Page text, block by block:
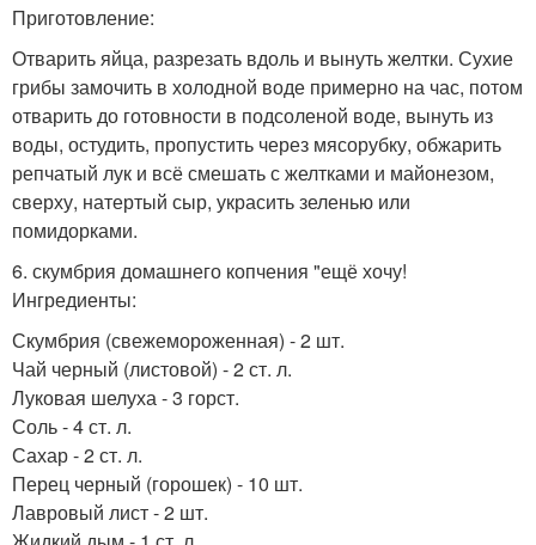
Приготовление:
Отварить яйца, разрезать вдоль и вынуть желтки. Сухие
грибы замочить в холодной воде примерно на час, потом
отварить до готовности в подсоленой воде, вынуть из
воды, остудить, пропустить через мясорубку, обжарить
репчатый лук и всё смешать с желтками и майонезом,
сверху, натертый сыр, украсить зеленью или
помидорками.
6. скумбрия домашнего копчения "ещё хочу!
Ингредиенты:
Скумбрия (свежемороженная) - 2 шт.
Чай черный (листовой) - 2 ст. л.
Луковая шелуха - 3 горст.
Соль - 4 ст. л.
Сахар - 2 ст. л.
Перец черный (горошек) - 10 шт.
Лавровый лист - 2 шт.